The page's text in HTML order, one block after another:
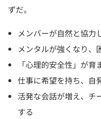
ずだ。
メンバーが自然と協力
メンタルが強くなり、
「心理的安全性」が
仕事に希望を持ち、自
活発な会話が増え、チ
する